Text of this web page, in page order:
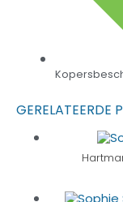
GERELATEERDE